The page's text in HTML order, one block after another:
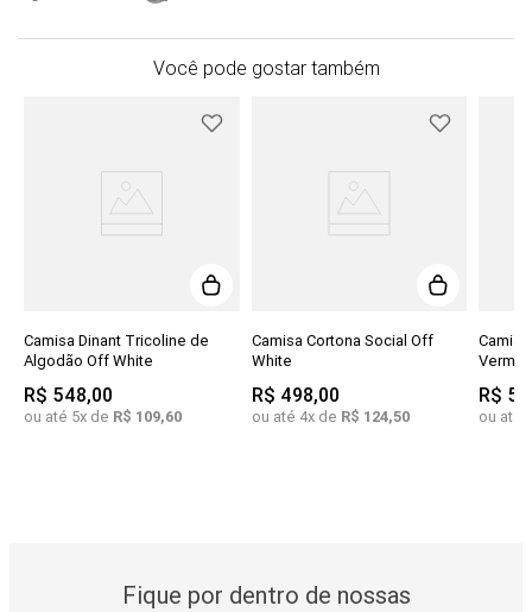
Você pode gostar também
Camisa Dinant Tricoline de
Algodão Off White
R$ 548,00
ou até 5x de R$ 109,60
Camisa Cortona Social Off
White
R$ 498,00
ou até 4x de R$ 124,50
R$
ou até
Fique por dentro de nossas